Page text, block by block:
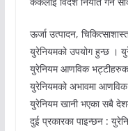
ऊर्जा उत्पादन,
युरेनियमको उपयोग हुन्छ ।
युरेनियम आणविक
युरेनियमको अभावमा
युरेनियम खानी भएका सबै
दुई प्रकारका पाइन्छन :